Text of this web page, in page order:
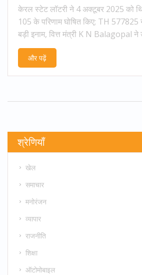
केरल स्टेट लॉटरी ने 4 अक्टूबर 2025 को
105 के परिणाम घोषित किए; TH 577825
बड़ी इनाम, वित्त मंत्री K N Balagopal ने
और पढ़ें
श्रेणियाँ
खेल
समाचार
मनोरंजन
व्यापार
राजनीति
शिक्षा
ऑटोमोबाइल